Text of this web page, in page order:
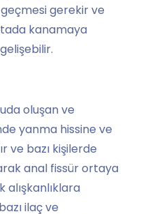
gerekir ve
kanamaya
oluşan ve
yanma hissine ve
ve bazı kişilerde
anal fissür ortaya
alışkanlıklara
ilaç ve